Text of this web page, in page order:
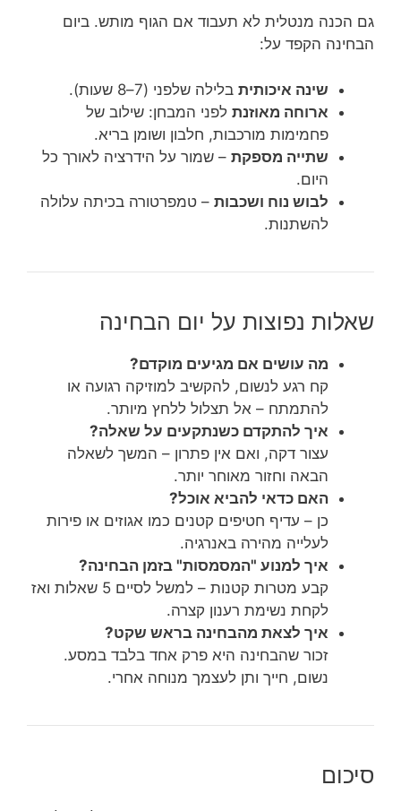
גם הכנה מנטלית לא תעבוד אם הגוף מותש. ביום
הבחינה הקפד על:
שינה איכותית בלילה שלפני (7–8 שעות).
ארוחה מאוזנת לפני המבחן: שילוב של
פחמימות מורכבות, חלבון ושומן בריא.
שתייה מספקת – שמור על הידרציה לאורך כל
היום.
לבוש נוח ושכבות – טמפרטורה בכיתה עלולה
להשתנות.
שאלות נפוצות על יום הבחינה
מה עושים אם מגיעים מוקדם?
קח רגע לנשום, להקשיב למוזיקה רגועה או
להתמתח – אל תצלול ללחץ מיותר.
איך להתקדם כשנתקעים על שאלה?
עצור דקה, ואם אין פתרון – המשך לשאלה
הבאה וחזור מאוחר יותר.
האם כדאי להביא אוכל?
כן – עדיף חטיפים קטנים כמו אגוזים או פירות
לעלייה מהירה באנרגיה.
איך למנוע "המסמסות" בזמן הבחינה?
קבע מטרות קטנות – למשל לסיים 5 שאלות ואז
לקחת נשימת רענון קצרה.
איך לצאת מהבחינה בראש שקט?
זכור שהבחינה היא פרק אחד בלבד במסע.
נשום, חייך ותן לעצמך מנוחה אחרי.
סיכום